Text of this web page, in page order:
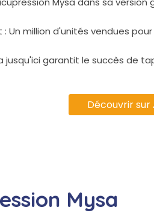
Un million d'unités vendues
jusqu'ici garantit le succès de
Découvrir sur
Mysa